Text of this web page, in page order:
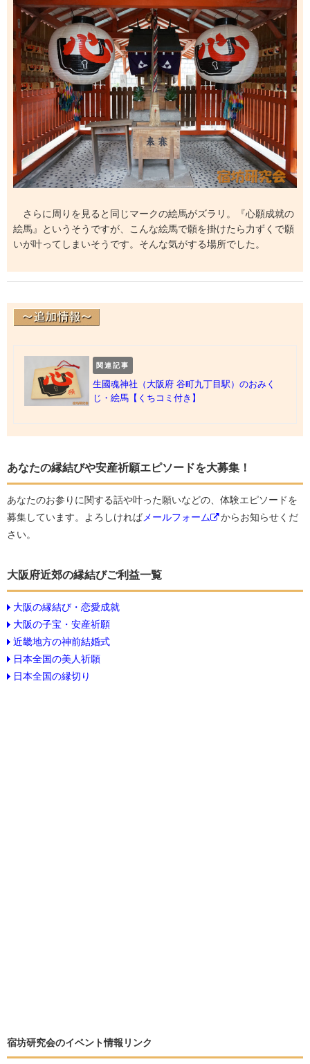
さらに周りを見ると同じマークの絵馬がズラリ。『心願成就の
絵馬』というそうですが、こんな絵馬で願を掛けたら力ずくで願
いが叶ってしまいそうです。そんな気がする場所でした。
関連記事
生國魂神社（大阪府 谷町九丁目駅）のおみく
じ・絵馬【くちコミ付き】
あなたの縁結びや安産祈願エピソードを大募集！
あなたのお参りに関する話や叶った願いなどの、体験エピソードを
募集しています。よろしければ メールフォーム
からお知らせくだ
さい。
大阪府近郊の縁結びご利益一覧
大阪の縁結び・恋愛成就
大阪の子宝・安産祈願
近畿地方の神前結婚式
日本全国の美人祈願
日本全国の縁切り
宿坊研究会のイベント情報リンク